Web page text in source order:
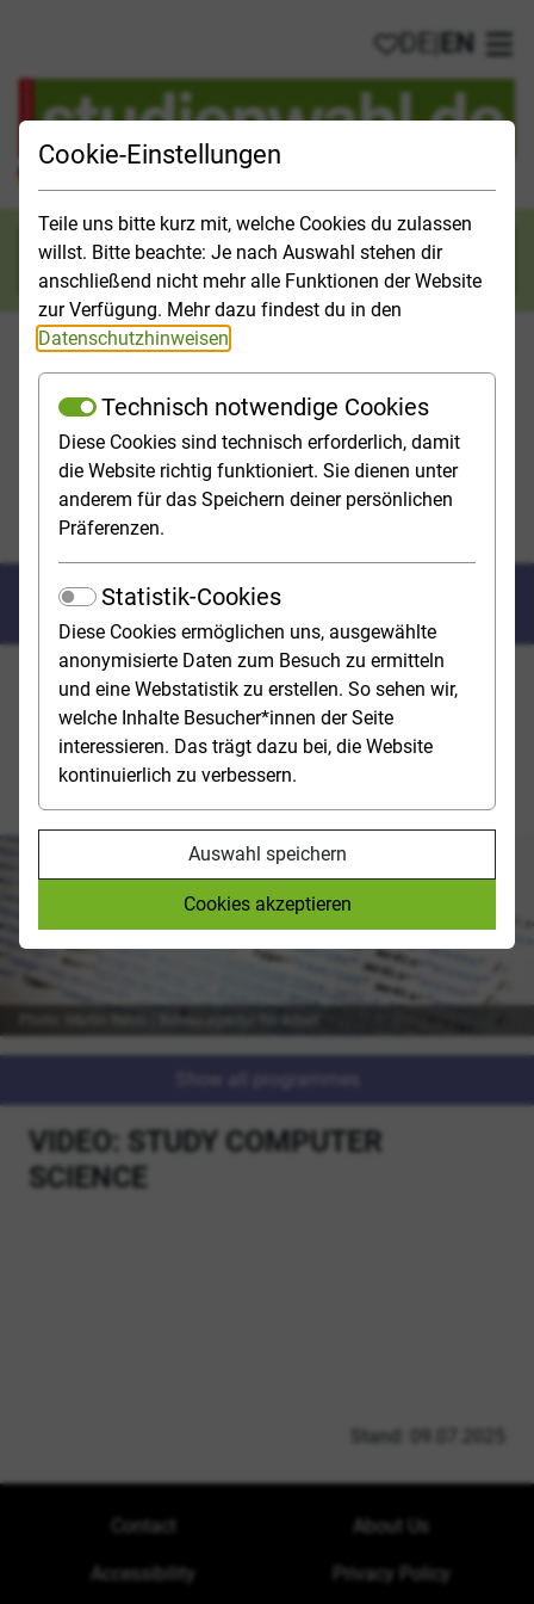
Cookie-Einstellungen
Teile uns bitte kurz mit, welche Cookies du zulassen
willst. Bitte beachte: Je nach Auswahl stehen dir
anschließend nicht mehr alle Funktionen der Website
zur Verfügung. Mehr dazu findest du in den
Datenschutzhinweisen
Technisch notwendige Cookies
Diese Cookies sind technisch erforderlich, damit
die Website richtig funktioniert. Sie dienen unter
anderem für das Speichern deiner persönlichen
Präferenzen.
Statistik-Cookies
Diese Cookies ermöglichen uns, ausgewählte
anonymisierte Daten zum Besuch zu ermitteln
und eine Webstatistik zu erstellen. So sehen wir,
welche Inhalte Besucher*innen der Seite
interessieren. Das trägt dazu bei, die Website
kontinuierlich zu verbessern.
Auswahl speichern
Cookies akzeptieren
My favorites
DE EN
Studies & Universities Study Opportunities
Homepage
Study Opportunities
Field of study Mathematics, Natural Sciences
Computer science
Computer science
Computer science is both a basic science and an
engineering discipline. It provides the theoretical and
methodological prerequisites with which technical
solutions can be developed, IT systems built and
product innovations manufactured.
VIDEO: STUDY COMPUTER
SCIENCE
Stand: 09.07.2025
Contact About Us
Accessibility Privacy Policy